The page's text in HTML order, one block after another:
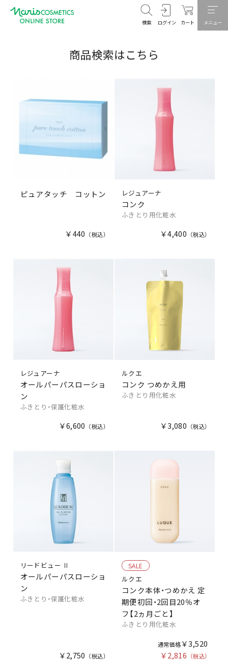
検索 ログイン カート メニュー
商品検索はこちら
ピュアタッチ コットン
￥440
レジュアーナ
コンク
ふきとり用化粧水
￥4,400
レジュアーナ
オールパーパスローショ
ン
ふきとり・保護化粧水
￥6,600
ルクエ
コンク つめかえ用
ふきとり用化粧水
￥3,080
リードビュー Ⅱ
オールパーパスローショ
ン
ふきとり・保護化粧水
￥2,750
SALE
ルクエ
コンク本体・つめかえ 定
期便初回・2回目20％オ
フ【2ヵ月ごと】
ふきとり用化粧水
￥3,520
￥2,816